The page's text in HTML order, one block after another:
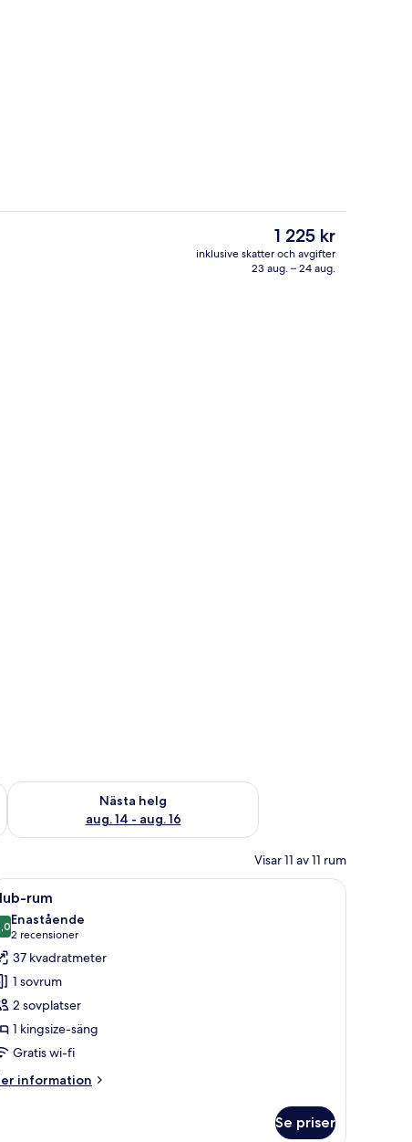
Minibar, värdeförvaringsskåp på
Det
nuvarande
priset
1 225 kr
inklusive skatter och avgifter
23 aug. – 24 aug.
helgen aug. 7 - aug. 9
Nästa helg
aug. 14 - aug. 16
Kontrollera tillgängligheten för nästa helg aug. 14 - aug. 16
Visar 11 av 11 rum
ett skrivbord med en stol, en tv och ett stort fönster med
Ett hotellrum med en säng, ett
11 rum
av 10
Enastående
2 recensioner
(2 recensioner)
37 kvadratmeter
1 sovrum
2 sovplatser
1 kingsize-säng
Gratis wi-fi
information
Se priser